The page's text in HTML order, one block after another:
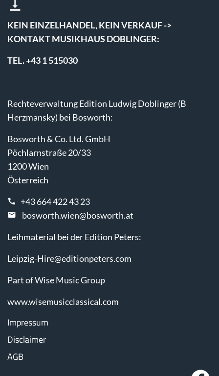
KEIN EINZELHANDEL, KEIN VERKAUF ->
KONTAKT MUSIKHAUS DOBLINGER:
TEL. +43 1 515030
Rechteverwaltung Edition Ludwig Doblinger (B
Herzmansky) bei Bosworth:
Bosworth & Co. Ltd. GmbH
Pöchlarnstraße 20/33
1200 Wien
Österreich
+43 664 422 43 23
bosworth.wien@bosworth.at
Leihmaterial bei der Edition Peters:
Leipzig-Hire@editionpeters.com
Part of Wise Music Group
www.wisemusicclassical.com
Impressum
Disclaimer
AGB